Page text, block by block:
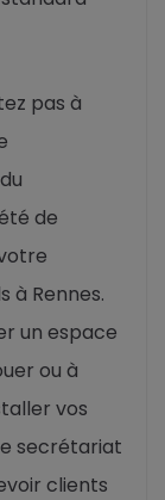
pas à
de
à Rennes.
un espace
ou à
vos
secrétariat
clients